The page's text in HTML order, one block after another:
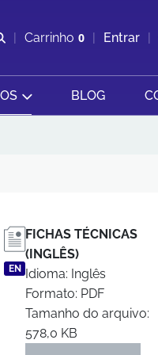
Abrir pesquisa
Carrinho 0
Exibir cesta
Entrar
BLOG
EN
FICHAS TÉCNICAS
(INGLÊS)
Idioma: Inglês
Formato: PDF
Tamanho do arquivo:
578,0 KB